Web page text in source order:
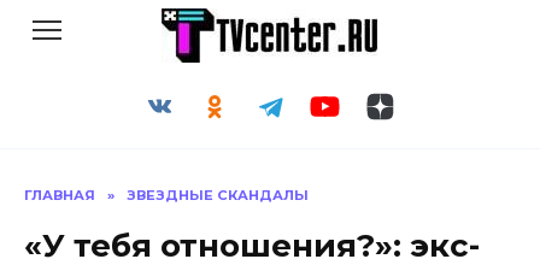
ГЛАВНАЯ » ЗВЕЗДНЫЕ СКАНДАЛЫ
«У тебя отношения?»: экс-